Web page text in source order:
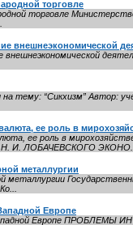
торговле
торговле
внешнеэкономической
внешнеэкономической
тему: “Сикхизм” Автор:
ее роль в
ее роль в
И. ЛОБАЧЕВСКОГО ЭКОНО...
металлургии
металлургии
Европе
Европе